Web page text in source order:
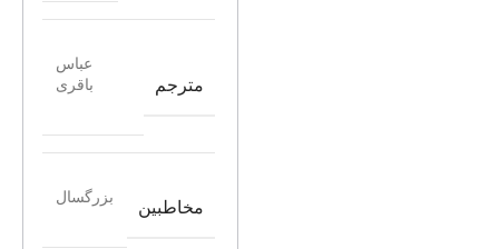
مترجم
عباس
باقری
مخاطبین
بزرگسال